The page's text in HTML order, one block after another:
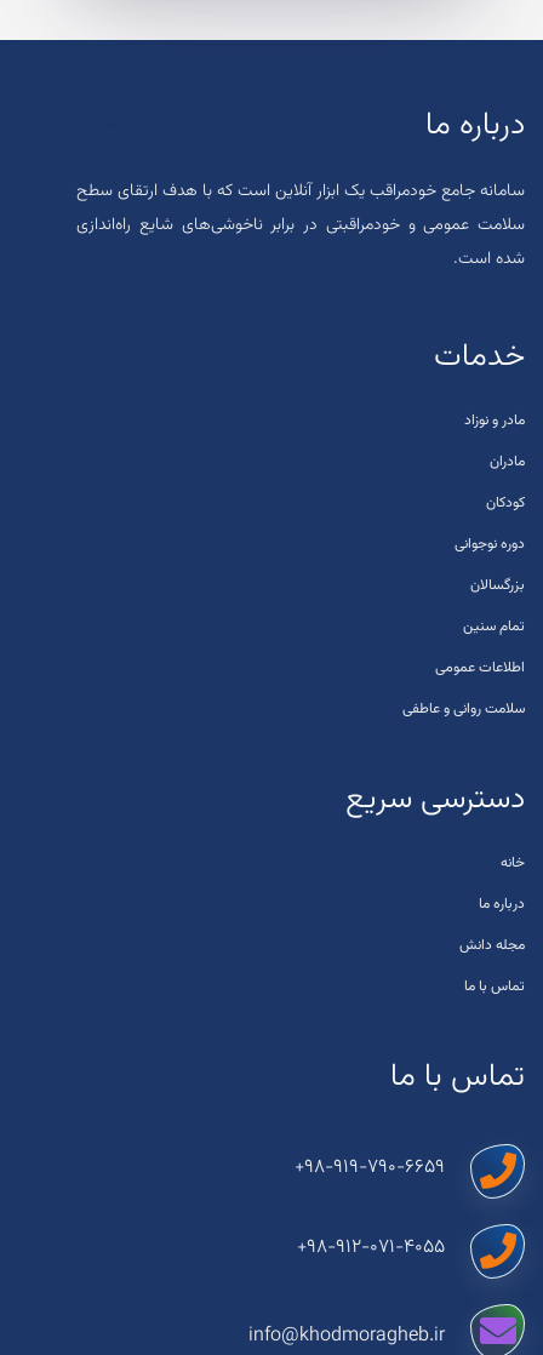
درباره ما
سامانه جامع خودمراقب یک ابزار آنلاین است که با هدف ارتقای سطح
سلامت عمومی و خودمراقبتی در برابر ناخوشی‌های شایع راه‌اندازی
شده است.
خدمات
مادر و نوزاد
مادران
کودکان
دوره نوجوانی
بزرگسالان
تمام سنین
اطلاعات عمومی
سلامت روانی و عاطفی
دسترسی سریع
خانه
درباره ما
مجله دانش
تماس با ما
تماس با ما
+98-919-790-6659
+98-912-071-4055
info@khodmoragheb.ir